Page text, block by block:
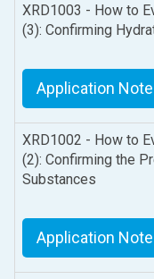
XRD1003 - How to
(3): Confirming
Application
XRD1002 - How to
(2): Confirming the
Substances
Application